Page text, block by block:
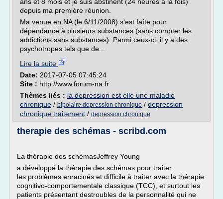
depuis ma première réunion.
Ma venue en NA (le 6/11/2008) s'est faîte pour
dépendance à plusieurs substances (sans compter les
addictions sans substances). Parmi ceux-ci, il y a des
psychotropes tels que de...
Lire la suite
Date: 2017-07-05 07:45:24
Site : http://www.forum-na.fr
Thèmes liés : la depression est elle une maladie
chronique / bipolaire depression chronique / depression
chronique traitement / depression chronique
therapie des schémas - scribd.com
La thérapie des schémasJeffrey Young
a développé la thérapie des schémas pour traiter
les problèmes enracinés et difficile à traiter avec la thérapie
cognitivo-comportementale classique (TCC), et surtout les
patients présentant destroubles de la personnalité qui ne